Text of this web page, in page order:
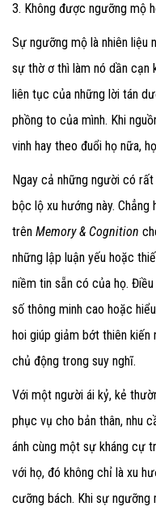
3. Không được ngưỡng mộ
Sự ngưỡng mộ là nhiên liệu
sự thờ ơ thì làm nó dần cạn
liên tục của những lời tán
phồng to của mình. Khi
vinh hay theo đuổi họ nữa,
Ngay cả những người có
bộc lộ xu hướng này.
trên Memory & Cognition
những lập luận yếu hoặc
niềm tin sẵn có của họ.
số thông minh cao hoặc
hoi giúp giảm bớt thiên
chủ động trong suy nghĩ.
Với một người ái kỷ, kẻ
phục vụ cho bản thân, nhu
ánh cùng một sự kháng cự
với họ, đó không chỉ là xu
cưỡng bách. Khi sự